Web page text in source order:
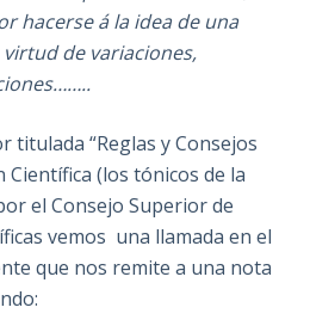
hacerse á la idea de una
de variaciones,
titulada “Reglas y Consejos
(los tónicos de la
el Consejo Superior de
vemos una llamada en el
que nos remite a una nota